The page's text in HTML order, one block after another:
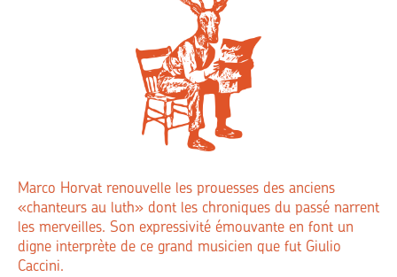
Marco Horvat renouvelle les prouesses des anciens
«chanteurs au luth» dont les chroniques du passé narrent
les merveilles. Son expressivité émouvante en font un
digne interprète de ce grand musicien que fut Giulio
Caccini.